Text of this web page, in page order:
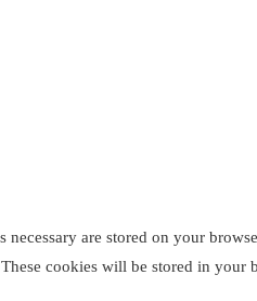
are stored on your
cookies will be stored in your